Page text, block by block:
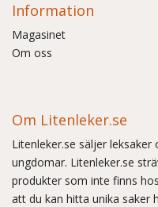
Information
Magasinet
Om oss
Om Litenleker.se
Litenleker.se säljer
ungdomar. Litenleker.se
produkter som inte finns
att du kan hitta unika saker